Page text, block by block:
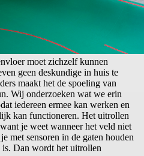
moet zichzelf kunnen
geen deskundige in huis te
maakt het de spoeling van
Wij onderzoeken wat we erin
iedereen ermee kan werken en
kan functioneren. Het uitrollen
je weet wanneer het veld niet
met sensoren in de gaten houden
Dan wordt het uitrollen